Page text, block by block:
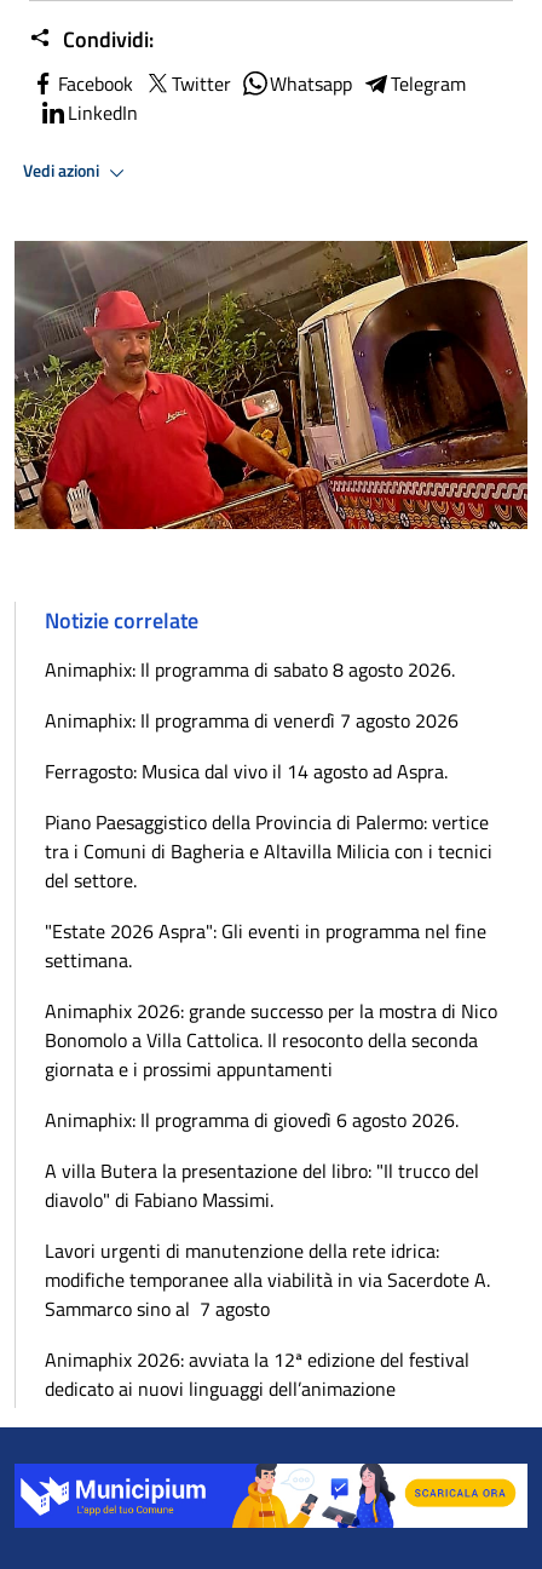
Condividi:
Facebook Twitter Whatsapp
Telegram
LinkedIn
Vedi azioni
Notizie correlate
Animaphix: Il programma di sabato 8 agosto 2026.
Animaphix: Il programma di venerdì 7 agosto 2026
Ferragosto: Musica dal vivo il 14 agosto ad Aspra.
Piano Paesaggistico della Provincia di Palermo: vertice
tra i Comuni di Bagheria e Altavilla Milicia con i tecnici
del settore.
"Estate 2026 Aspra": Gli eventi in programma nel fine
settimana.
Animaphix 2026: grande successo per la mostra di Nico
Bonomolo a Villa Cattolica. Il resoconto della seconda
giornata e i prossimi appuntamenti
Animaphix: Il programma di giovedì 6 agosto 2026.
A villa Butera la presentazione del libro: "Il trucco del
diavolo" di Fabiano Massimi.
Lavori urgenti di manutenzione della rete idrica:
modifiche temporanee alla viabilità in via Sacerdote A.
Sammarco sino al 7 agosto
Animaphix 2026: avviata la 12ª edizione del festival
dedicato ai nuovi linguaggi dell’animazione